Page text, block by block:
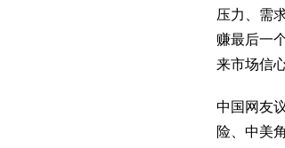
压力、需
赚最后一
来市场信
中国网友
险、中美